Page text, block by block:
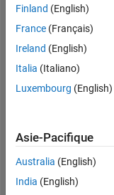
a
skill
Finland (English)
France (Français)
Ireland (English)
Italia (Italiano)
Luxembourg (English)
Asie-Pacifique
Australia (English)
India (English)